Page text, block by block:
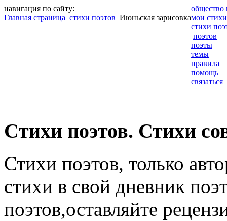
навигация по сайту:
Главная страница стихи поэтов Июньская зарисовка
общество
мои стихи
стихи
поэтов
поэты
темы
правила
помощь
связаться
Cтихи поэтов. Стихи
Стихи поэтов, только
стихи в свой дневник
поэтов,оставляйте